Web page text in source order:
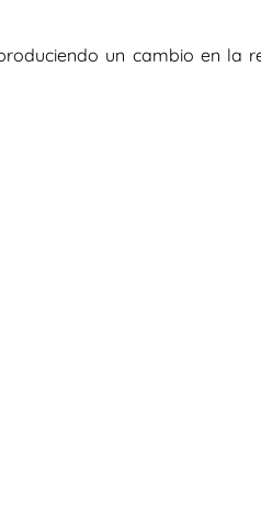
un cambio en la